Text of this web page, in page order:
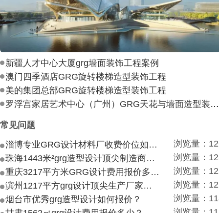
新疆人才中心大厦grg墙面装饰工程案例
澳门四季酒店GRG旋转楼梯造型装饰工程
美的集团总部GRG旋转楼梯造型装饰工程
罗浮宫家居艺术中心（广州）GRG天花与墙面造型装饰工程
常见问题
淄博专业GRG设计材料厂收费价位如何？
浏览量：
珠海1443米²grg造型设计顶尖制造商付费付费多少？
浏览量：
重庆3217平方米GRG设计费用报价多少？
浏览量：
滨州1217平方grg设计顶尖生产厂家价目如何？
浏览量：
烟台市优秀grg造型设计如何报价？
浏览量：